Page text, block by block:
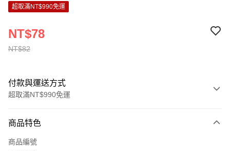
超取滿NT$990免運
NT$82
NT$78
付款與運送方式
超取滿NT$990免運
信用卡一次付款
超商取貨付款
商品特色
商品編號